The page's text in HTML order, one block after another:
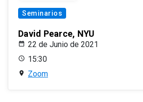
Seminarios
David Pearce, NYU
22 de Junio de 2021
15:30
Zoom